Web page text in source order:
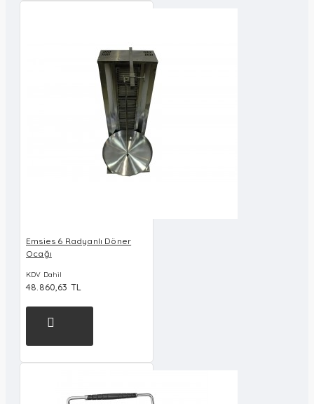
Emsies 6 Radyanlı Döner
Ocağı
KDV Dahil
48.860,63 TL